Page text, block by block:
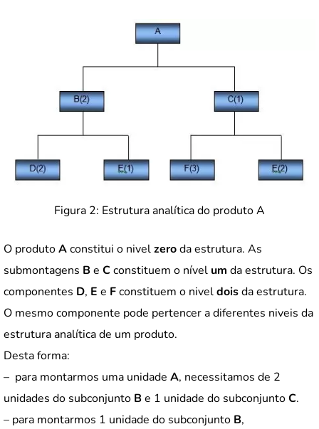
Figura 2: Estrutura analítica do produto A
O produtoAconstitui o nivelzeroda estrutura. As
submontagens Be Cconstituem o nível um da estrutura. Os
componentes D, E e Fconstituem o niveldoisda estrutura.
O mesmo componente pode pertencer a diferentes niveis da
estrutura analítica de um produto.
Desta forma:
– para montarmos uma unidade A, necessitamos de 2
unidades do subconjunto Be 1 unidade do subconjuntoC.
– para montarmos 1 unidade do subconjunto B,